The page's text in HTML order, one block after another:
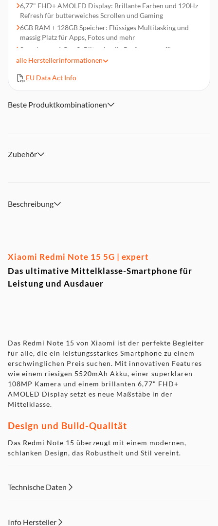
6,77" FHD+ AMOLED Display: Brillante Farben und 120Hz
Refresh für butterweiches Scrollen und Gaming
6GB RAM + 128GB Speicher: Flüssiges Multitasking und
massig Platz für Apps, Fotos und mehr
Snapdragon 6 Gen 3: Blitzschnelle Performance für
Multitasking und anspruchsvolle Apps
Profi-Qualität, die deine Social-Media-Feeds zum Leuchten
bringen
Riesiger 5520mAh Akku: Ganztägige Power für Non-Stop-
Bildbearbeitung - dein intelligenter Begleiter
Power für immersives Audio-Erlebnis
alle Herstellerinformationen
EU Data Act Info
Beste Produktkombinationen
Zubehör
Beschreibung
Xiaomi Redmi Note 15 5G | expert
Das ultimative Mittelklasse-Smartphone für
Leistung und Ausdauer
Das Redmi Note 15 von Xiaomi ist der perfekte Begleiter
für alle, die ein leistungsstarkes Smartphone zu einem
erschwinglichen Preis suchen. Mit innovativen Features
wie einem riesigen 5520mAh Akku, einer superklaren
108MP Kamera und einem brillanten 6,77" FHD+
AMOLED Display setzt es neue Maßstäbe in der
Mittelklasse.
Design und Build-Qualität
Das Redmi Note 15 überzeugt mit einem modernen,
schlanken Design, das Robustheit und Stil vereint.
wiegt nur 178 g. Dank hochfestem Displayglas und IP64
Technische Daten
Info Hersteller